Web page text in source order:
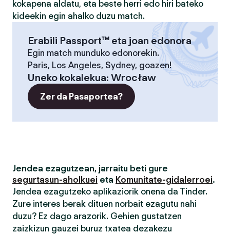
kokapena aldatu, eta beste herri edo hiri bateko
kideekin egin ahalko duzu match.
Erabili Passport™ eta joan edonora
Egin match munduko edonorekin.
Paris, Los Angeles, Sydney, goazen!
Uneko kokalekua: Wrocław
Zer da Pasaportea?
Jendea ezagutzean, jarraitu beti gure
segurtasun-aholkuei eta Komunitate-gidalerroei.
Jendea ezagutzeko aplikaziorik onena da Tinder.
Zure interes berak dituen norbait ezagutu nahi
duzu? Ez dago arazorik. Gehien gustatzen
zaizkizun gauzei buruz txatea dezakezu